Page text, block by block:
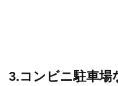
3.コンビニ駐車場